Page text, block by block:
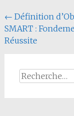
Navigation
de
← Définition
SMART :
Réussite
Rechercher :